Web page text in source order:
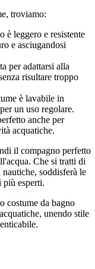
troviamo:
è leggero e resistente
e asciugandosi
per adattarsi alla
risultare troppo
è lavabile in
un uso regolare.
anche per
acquatiche.
il compagno perfetto
Che si tratti di
soddisferà le
esperti.
costume da bagno
unendo stile